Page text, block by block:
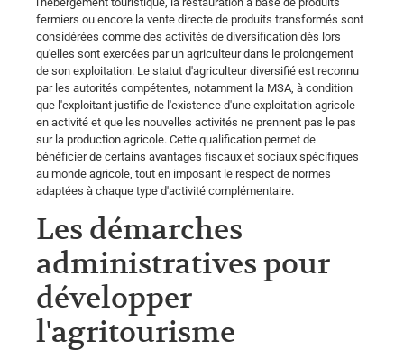
fermiers ou encore la vente directe de produits transformés sont
considérées comme des activités de diversification dès lors
qu'elles sont exercées par un agriculteur dans le prolongement
de son exploitation. Le statut d'agriculteur diversifié est reconnu
par les autorités compétentes, notamment la MSA, à condition
que l'exploitant justifie de l'existence d'une exploitation agricole
en activité et que les nouvelles activités ne prennent pas le pas
sur la production agricole. Cette qualification permet de
bénéficier de certains avantages fiscaux et sociaux spécifiques
au monde agricole, tout en imposant le respect de normes
adaptées à chaque type d'activité complémentaire.
Les démarches
administratives pour
développer
l'agritourisme